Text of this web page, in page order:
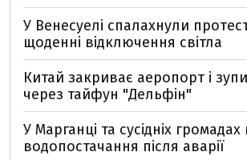
У Венесуелі спалахнули
щоденні відключення світла
Китай закриває аеропорт і
через тайфун "Дельфін"
У Марганці та сусідніх
водопостачання після аварії